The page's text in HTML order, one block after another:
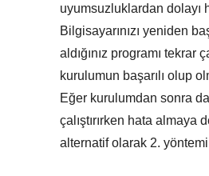
uyumsuzluklardan dolayı
Bilgisayarınızı yeniden
aldığınız programı tekrar
kurulumun başarılı olup
Eğer kurulumdan sonra da
çalıştırırken hata almaya
alternatif olarak 2. yöntemi